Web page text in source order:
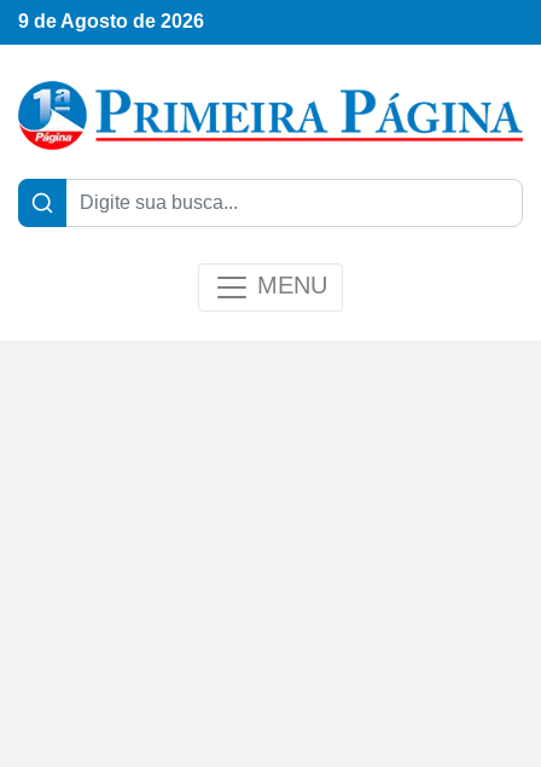
9 de Agosto de 2026
MENU